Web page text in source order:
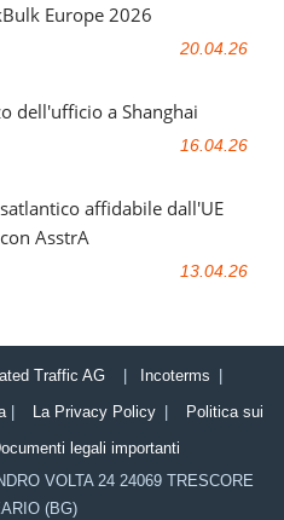
Europe 2026
20.04.26
dell'ufficio a Shanghai
16.04.26
affidabile dall'UE
AsstrA
13.04.26
Traffic AG Incoterms
La Privacy Policy
Politica sui
legali importanti
VOLTA 24 24069 TRESCORE
(BG)